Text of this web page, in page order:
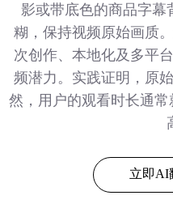
影或带底色的商品字幕
糊，保持视频原始画质
次创作、本地化及多平
频潜力。实践证明，原
然，用户的观看时长通
立即AI